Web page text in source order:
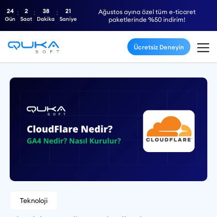
Ağustos ayına özel tüm e-ticaret
paketlerinde %50 indirim!
24
Gün
2
Saat
38
Dakika
21
Saniye
Ücretsiz Deneyin
Teknoloji